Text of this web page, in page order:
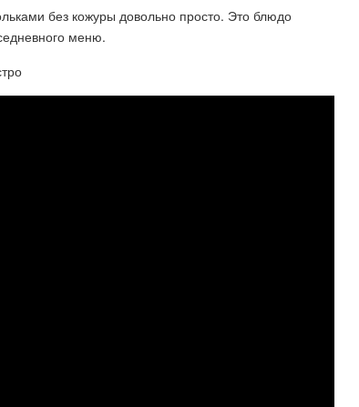
без кожуры довольно просто. Это блюдо
меню.